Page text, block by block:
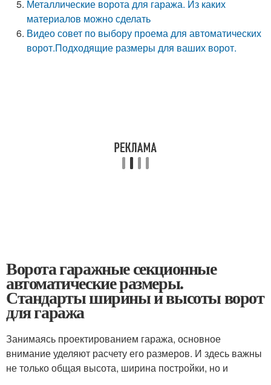
Металлические ворота для гаража. Из каких
материалов можно сделать
Видео совет по выбору проема для автоматических
ворот.Подходящие размеры для ваших ворот.
Ворота гаражные секционные
автоматические размеры.
Стандарты ширины и высоты ворот
для гаража
Занимаясь проектированием гаража, основное
внимание уделяют расчету его размеров. И здесь важны
не только общая высота, ширина постройки, но и